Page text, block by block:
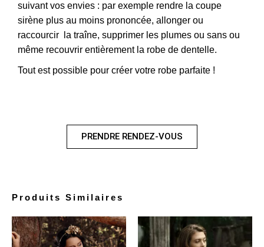
suivant vos envies : par exemple rendre la coupe
sirène plus au moins prononcée, allonger ou
raccourcir la traîne, supprimer les plumes ou sans ou
même recouvrir entièrement la robe de dentelle.
Tout est possible pour créer votre robe parfaite !
PRENDRE RENDEZ-VOUS
Produits Similaires